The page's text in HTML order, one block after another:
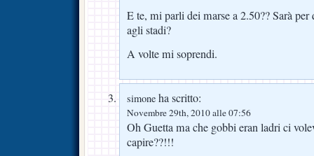
E te, mi parli dei marse a 2.50?? Sarà
agli stadi?
A volte mi soprendi.
simone ha scritto:
Novembre 29th, 2010 alle 07:56
Oh Guetta ma che gobbi eran ladri ci
capire??!!!